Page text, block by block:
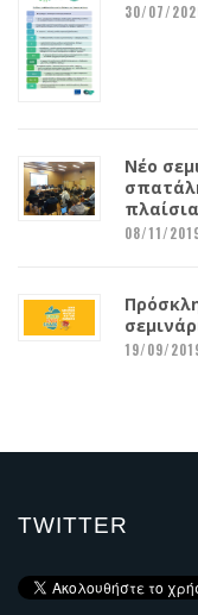
30/07/
Νέο
08/11/
19/09/
TWITTER